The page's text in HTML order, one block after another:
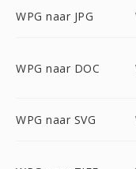
WPG naar JPG
WPG naar DOC
WPG naar SVG